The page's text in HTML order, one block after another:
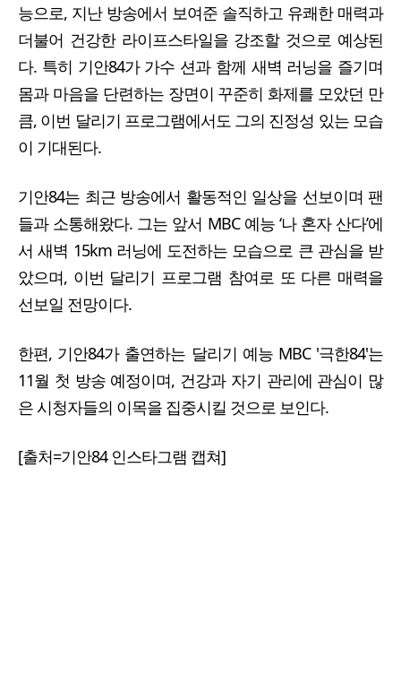
능으로, 지난 방송에서 보여준 솔직하고 유쾌한 매력과
더불어 건강한 라이프스타일을 강조할 것으로 예상된
다. 특히 기안84가 가수 션과 함께 새벽 러닝을 즐기며
몸과 마음을 단련하는 장면이 꾸준히 화제를 모았던 만
큼, 이번 달리기 프로그램에서도 그의 진정성 있는 모습
이 기대된다.
기안84는 최근 방송에서 활동적인 일상을 선보이며 팬
들과 소통해왔다. 그는 앞서 MBC 예능 ‘나 혼자 산다’에
서 새벽 15km 러닝에 도전하는 모습으로 큰 관심을 받
았으며, 이번 달리기 프로그램 참여로 또 다른 매력을
선보일 전망이다.
한편, 기안84가 출연하는 달리기 예능 MBC '극한84'는
11월 첫 방송 예정이며, 건강과 자기 관리에 관심이 많
은 시청자들의 이목을 집중시킬 것으로 보인다.
[출처=기안84 인스타그램 캡쳐]